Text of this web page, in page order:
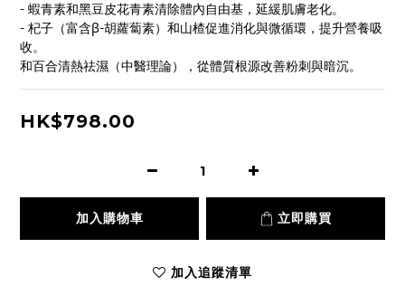
- 蝦青素和黑豆皮花青素清除體內自由基，延緩肌膚老化。
- 杞子（富含β-胡蘿蔔素）和山楂促進消化與微循環，提升營養吸
收。
和百合清熱祛濕（中醫理論），從體質根源改善粉刺與暗沉。
HK$798.00
加入購物車 立即購買
加入追蹤清單